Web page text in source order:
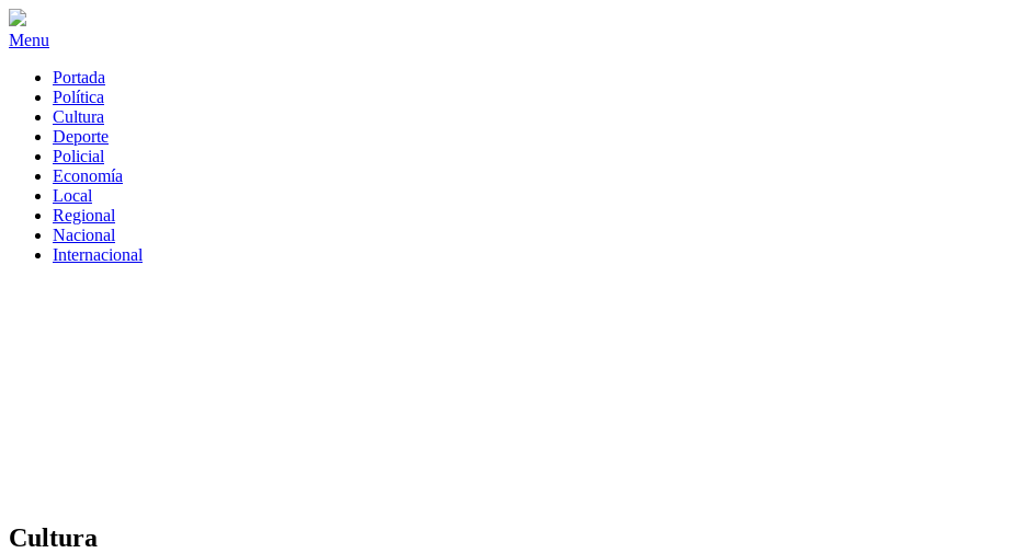
Menu
Portada
Política
Cultura
Deporte
Policial
Economía
Local
Regional
Nacional
Internacional
Cultura